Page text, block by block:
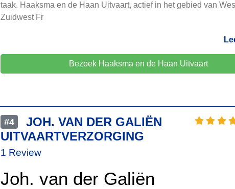
taak. Haaksma en de Haan Uitvaart, actief in het gebied van
Zuidwest Fr
Bezoek Haaksma en de Haan Uitvaart
#4
JOH. VAN DER GALIËN
UITVAARTVERZORGING
1 Review
Joh. van der Galiën